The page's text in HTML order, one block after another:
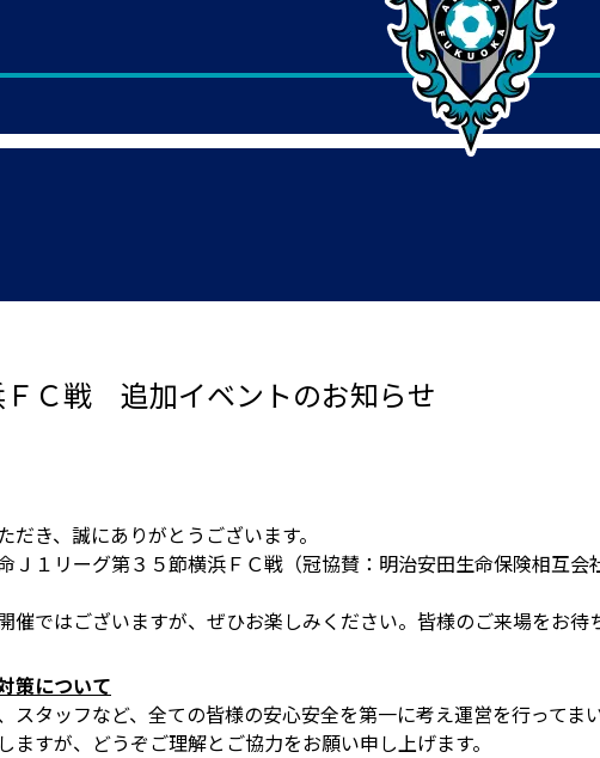
ＦＣ戦 追加イベントのお知らせ
き、誠にありがとうございます。
Ｊ１リーグ第３５節横浜ＦＣ戦（冠協賛：明治安田生命保険相互
催ではございますが、ぜひお楽しみください。皆様のご来場をお待
策について
スタッフなど、全ての皆様の安心安全を第一に考え運営を行ってまい
ますが、どうぞご理解とご協力をお願い申し上げます。